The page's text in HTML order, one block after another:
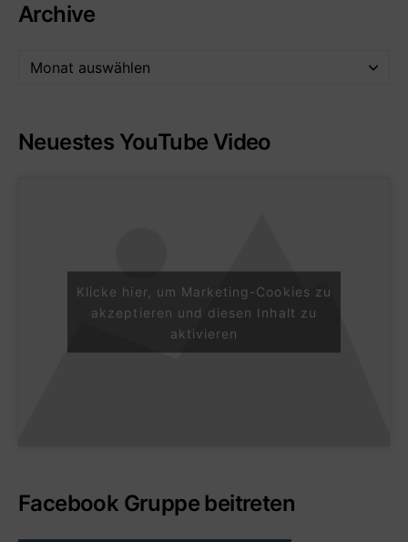
Archive
Neuestes YouTube Video
Klicke hier, um Marketing-Cookies zu
akzeptieren und diesen Inhalt zu
aktivieren
Facebook Gruppe beitreten